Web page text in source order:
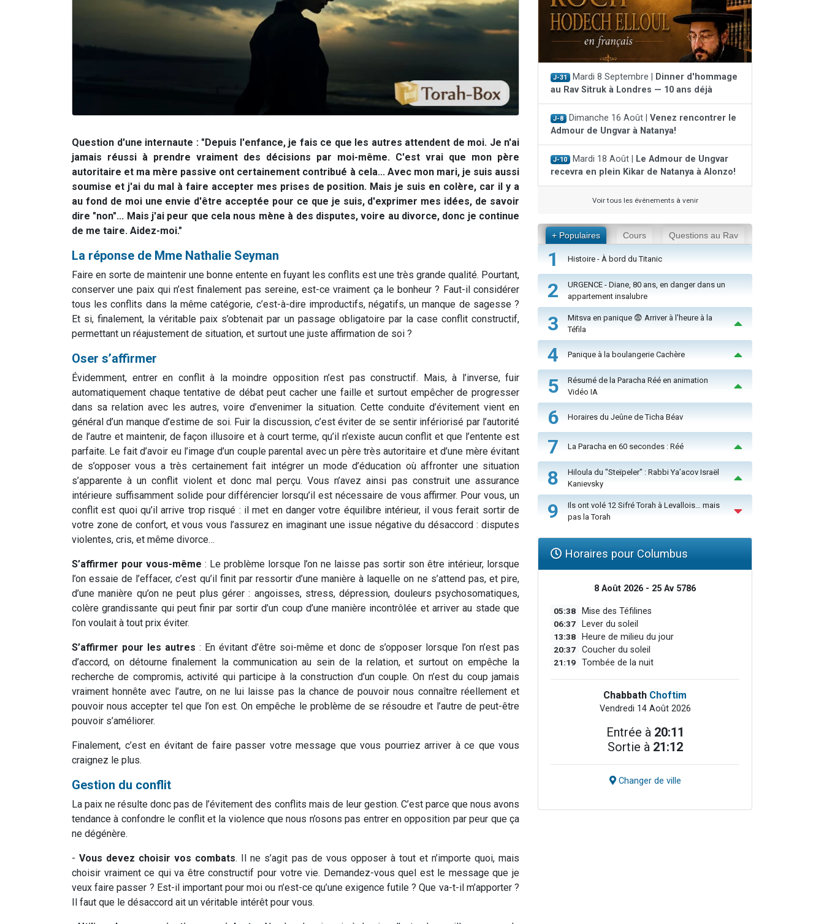
Question d'une internaute : "Depuis l'enfance, je fais ce que les autres attendent de moi. Je n'ai
jamais réussi à prendre vraiment des décisions par moi-même. C'est vrai que mon père
autoritaire et ma mère passive ont certainement contribué à cela... Avec mon mari, je suis aussi
soumise et j'ai du mal à faire accepter mes prises de position. Mais je suis en colère, car il y a
au fond de moi une envie d'être acceptée pour ce que je suis, d'exprimer mes idées, de savoir
dire "non"... Mais j'ai peur que cela nous mène à des disputes, voire au divorce, donc je continue
de me taire. Aidez-moi."
La réponse de Mme Nathalie Seyman
Faire en sorte de maintenir une bonne entente en fuyant les conflits est une très grande qualité. Pourtant,
conserver une paix qui n’est finalement pas sereine, est-ce vraiment ça le bonheur ? Faut-il considérer
tous les conflits dans la même catégorie, c’est-à-dire improductifs, négatifs, un manque de sagesse ?
Et si, finalement, la véritable paix s’obtenait par un passage obligatoire par la case conflit constructif,
permettant un réajustement de situation, et surtout une juste affirmation de soi ?
Oser s’affirmer
Évidemment, entrer en conflit à la moindre opposition n’est pas constructif. Mais, à l’inverse, fuir
automatiquement chaque tentative de débat peut cacher une faille et surtout empêcher de progresser
dans sa relation avec les autres, voire d’envenimer la situation. Cette conduite d’évitement vient en
général d’un manque d’estime de soi. Fuir la discussion, c’est éviter de se sentir infériorisé par l’autorité
de l’autre et maintenir, de façon illusoire et à court terme, qu’il n’existe aucun conflit et que l’entente est
parfaite. Le fait d’avoir eu l’image d’un couple parental avec un père très autoritaire et d’une mère évitant
de s’opposer vous a très certainement fait intégrer un mode d’éducation où affronter une situation
s’apparente à un conflit violent et donc mal perçu. Vous n’avez ainsi pas construit une assurance
intérieure suffisamment solide pour différencier lorsqu’il est nécessaire de vous affirmer. Pour vous, un
conflit est quoi qu’il arrive trop risqué : il met en danger votre équilibre intérieur, il vous ferait sortir de
votre zone de confort, et vous vous l’assurez en imaginant une issue négative du désaccord : disputes
violentes, cris, et même divorce…
S’affirmer pour vous-même : Le problème lorsque l’on ne laisse pas sortir son être intérieur, lorsque
l’on essaie de l’effacer, c’est qu’il finit par ressortir d’une manière à laquelle on ne s’attend pas, et pire,
d’une manière qu’on ne peut plus gérer : angoisses, stress, dépression, douleurs psychosomatiques,
colère grandissante qui peut finir par sortir d’un coup d’une manière incontrôlée et arriver au stade que
l’on voulait à tout prix éviter.
S’affirmer pour les autres : En évitant d’être soi-même et donc de s’opposer lorsque l’on n’est pas
d’accord, on détourne finalement la communication au sein de la relation, et surtout on empêche la
recherche de compromis, activité qui participe à la construction d’un couple. On n’est du coup jamais
vraiment honnête avec l’autre, on ne lui laisse pas la chance de pouvoir nous connaître réellement et
pouvoir nous accepter tel que l’on est. On empêche le problème de se résoudre et l’autre de peut-être
pouvoir s’améliorer.
Finalement, c’est en évitant de faire passer votre message que vous pourriez arriver à ce que vous
craignez le plus.
Gestion du conflit
La paix ne résulte donc pas de l’évitement des conflits mais de leur gestion. C’est parce que nous avons
tendance à confondre le conflit et la violence que nous n’osons pas entrer en opposition par peur que ça
ne dégénère.
-Vous devez choisir vos combats. Il ne s’agit pas de vous opposer à tout et n’importe quoi, mais
choisir vraiment ce qui va être constructif pour votre vie. Demandez-vous quel est le message que je
veux faire passer ? Est-il important pour moi ou n’est-ce qu’une exigence futile ? Que va-t-il m’apporter ?
Il faut que le désaccord ait un véritable intérêt pour vous.
J-31 Mardi 8 Septembre |
Dinner d'hommage
au Rav Sitruk à Londres — 10 ans déjà
J-8 Dimanche 16 Août | Venez rencontrer le
Admour de Ungvar à Natanya!
J-10 Mardi 18 Août |
Le Admour de Ungvar
recevra en plein Kikar de Natanya à Alonzo!
Voir tous les événements à venir
+ Populaires Cours Questions au Rav
1 Histoire - À bord du Titanic
2
URGENCE - Diane, 80 ans, en danger dans un
appartement insalubre
3
Mitsva en panique 😨 Arriver à l'heure à la
Téfila
4 Panique à la boulangerie Cachère
5
Résumé de la Paracha Réé en animation
Vidéo IA
6 Horaires du Jeûne de Ticha Béav
7 La Paracha en 60 secondes : Réé
8
Hiloula du "Steïpeler" : Rabbi Ya’acov Israël
Kanievsky
9
Ils ont volé 12 Sifré Torah à Levallois… mais
pas la Torah
Horaires pour Columbus
8 Août 2026 - 25 Av 5786
05:38 Mise des Téfilines
06:37 Lever du soleil
13:38 Heure de milieu du jour
20:37 Coucher du soleil
21:19 Tombée de la nuit
Chabbath Choftim
Vendredi 14 Août 2026
Entrée à 20:11
Sortie à 21:12
Changer de ville